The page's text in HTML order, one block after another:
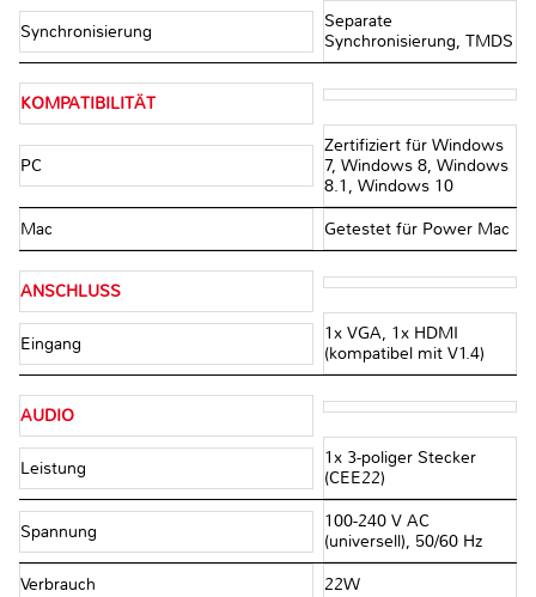
Synchronisierung
Separate
Synchronisierung, TMDS
KOMPATIBILITÄT
PC
Zertifiziert für Windows
7, Windows 8, Windows
8.1, Windows 10
Mac Getestet für Power Mac
ANSCHLUSS
Eingang
1x VGA, 1x HDMI
(kompatibel mit V1.4)
AUDIO
Leistung
1x 3-poliger Stecker
(CEE22)
Spannung
100-240 V AC
(universell), 50/60 Hz
Verbrauch 22W